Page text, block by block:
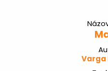
Varga